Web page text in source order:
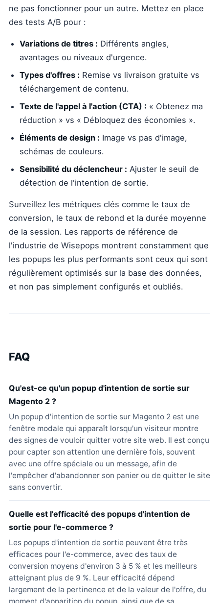
ne pas fonctionner pour un autre. Mettez en place
des tests A/B pour :
Variations de titres : Différents angles,
avantages ou niveaux d'urgence.
Types d'offres : Remise vs livraison gratuite vs
téléchargement de contenu.
Texte de l'appel à l'action (CTA) : « Obtenez ma
réduction » vs « Débloquez des économies ».
Éléments de design : Image vs pas d'image,
schémas de couleurs.
Sensibilité du déclencheur : Ajuster le seuil de
détection de l'intention de sortie.
Surveillez les métriques clés comme le taux de
conversion, le taux de rebond et la durée moyenne
de la session. Les rapports de référence de
l'industrie de Wisepops montrent constamment que
les popups les plus performants sont ceux qui sont
régulièrement optimisés sur la base des données,
et non pas simplement configurés et oubliés.
FAQ
Qu'est-ce qu'un popup d'intention de sortie sur
Magento 2 ?
Un popup d'intention de sortie sur Magento 2 est une
fenêtre modale qui apparaît lorsqu'un visiteur montre
des signes de vouloir quitter votre site web. Il est conçu
pour capter son attention une dernière fois, souvent
avec une offre spéciale ou un message, afin de
l'empêcher d'abandonner son panier ou de quitter le site
sans convertir.
Quelle est l'efficacité des popups d'intention de
sortie pour l'e-commerce ?
Les popups d'intention de sortie peuvent être très
efficaces pour l'e-commerce, avec des taux de
conversion moyens d'environ 3 à 5 % et les meilleurs
atteignant plus de 9 %. Leur efficacité dépend
largement de la pertinence et de la valeur de l'offre, du